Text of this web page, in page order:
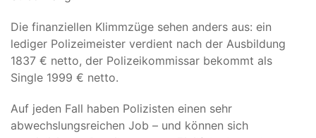
Die finanziellen Klimmzüge sehen anders aus: ein
lediger Polizeimeister verdient nach der Ausbildung
1837 € netto, der Polizeikommissar bekommt als
Single 1999 € netto.
Auf jeden Fall haben Polizisten einen sehr
abwechslungsreichen Job – und können sich